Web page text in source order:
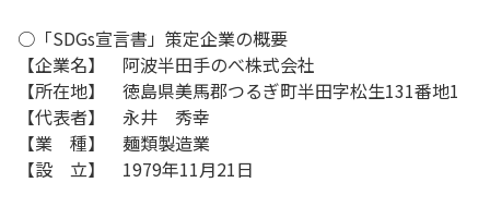
○「SDGs宣言書」策定企業の概要
【企業名】 阿波半田手のべ株式会社
【所在地】 徳島県美馬郡つるぎ町半田字松生131番地1
【代表者】 永井 秀幸
【業 種】 麺類製造業
【設 立】 1979年11月21日